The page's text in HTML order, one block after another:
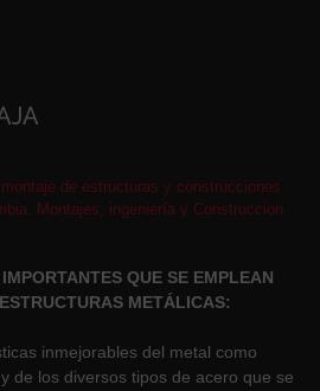
QUE SE EMPLEAN
METÁLICAS:
inmejorables del metal como
de los diversos tipos de acero que se